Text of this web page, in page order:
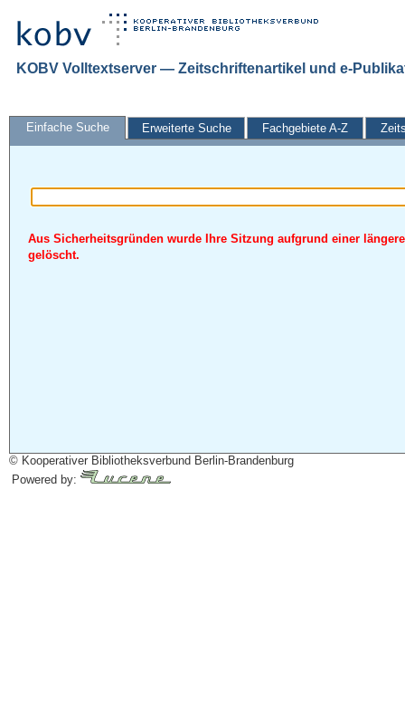
KOBV Volltextserver — Zeitschriftenartikel und e-
Einfache Suche Erweiterte Suche Fachgebiete A-Z
Aus Sicherheitsgründen wurde Ihre Sitzung aufgrund einer
gelöscht.
© Kooperativer Bibliotheksverbund Berlin-Brandenburg
Powered by: